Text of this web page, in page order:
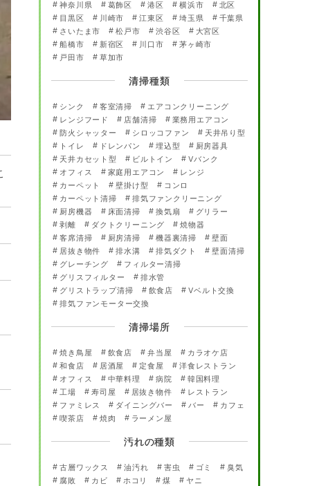
神奈川県
葛飾区 港区 横浜市
北区
目黒区
川崎市 江東区 埼玉県
千葉県
さいたま市
松戸市 渋谷区
大宮区
船橋市
新宿区 川口市
茅ヶ崎市
戸田市
草加市
清掃種類
シンク 客室清掃
エアコンクリーニング
レンジフード
店舗清掃
業務用エアコン
防火シャッター
シロッコファン
天井吊り型
トイレ
ドレンパン 埋込型
厨房器具
天井カセット型
ビルトイン
Vバンク
オフィス
家庭用エアコン
レンジ
カーペット
壁掛け型
コンロ
カーペット清掃
排気ファンクリーニング
厨房機器
床面清掃 換気扇
グリラー
剥離
ダクトクリーニング
焼物器
客席清掃
厨房清掃 機器裏清掃
壁面
居抜き物件
排水溝 排気ダクト
壁面清掃
グレーチング
フィルター清掃
グリスフィルター
排水管
グリストラップ清掃
飲食店
Vベルト交換
排気ファンモーター交換
清掃場所
焼き鳥屋 飲食店 弁当屋
カラオケ店
和食店
居酒屋 定食屋
洋食レストラン
オフィス
中華料理 病院
韓国料理
工場
寿司屋 居抜き物件
レストラン
ファミレス
ダイニングバー バー
カフェ
喫茶店
焼肉 ラーメン屋
汚れの種類
古層ワックス 油汚れ 害虫 ゴミ
臭気
腐敗
カビ ホコリ 煤
ヤニ